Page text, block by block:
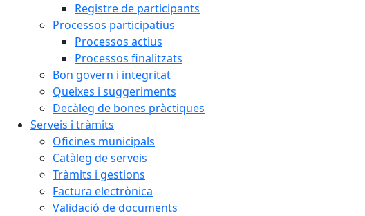
Registre de participants
Processos participatius
Processos actius
Processos finalitzats
Bon govern i integritat
Queixes i suggeriments
Decàleg de bones pràctiques
Serveis i tràmits
Oficines municipals
Catàleg de serveis
Tràmits i gestions
Factura electrònica
Validació de documents